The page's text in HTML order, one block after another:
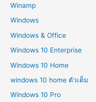
Winamp
Windows
Windows & Office
Windows 10 Enterprise
Windows 10 Home
windows 10 home ตัวเต็ม
Windows 10 Pro